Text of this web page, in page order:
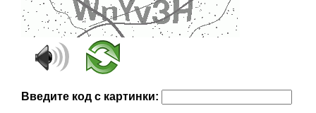
Введите код с картинки: